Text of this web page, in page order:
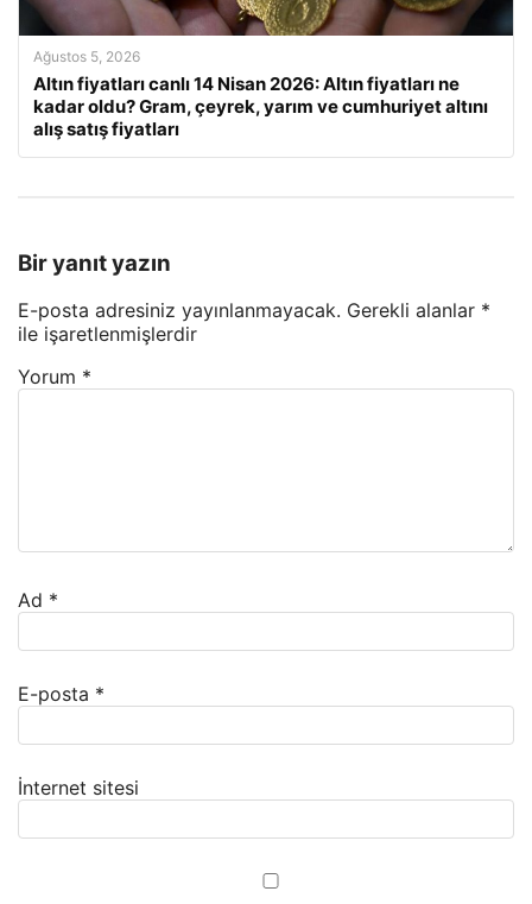
Ağustos 5, 2026
Altın fiyatları canlı 14 Nisan 2026: Altın fiyatları ne
kadar oldu? Gram, çeyrek, yarım ve cumhuriyet altını
alış satış fiyatları
Bir yanıt yazın
E-posta adresiniz yayınlanmayacak. Gerekli alanlar *
ile işaretlenmişlerdir
Yorum *
Ad *
E-posta *
İnternet sitesi